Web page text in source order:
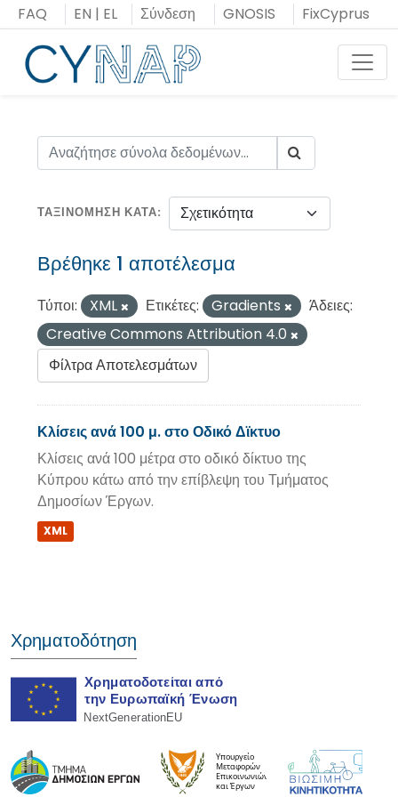
Μεταπήδηση
στο
περιεχόμενο
FAQ EN | EL Σύνδεση GNOSIS FixCyprus
ΤΑΞΙΝΌΜΗΣΗ ΚΑΤΆ
Βρέθηκε 1 αποτέλεσμα
Τύποι: XML Ετικέτες: Gradients
Άδειες:
Creative Commons Attribution 4.0
Φίλτρα Αποτελεσμάτων
Κλίσεις ανά 100 μ. στο Οδικό Δϊκτυο
Κλίσεις ανά 100 μέτρα στο οδικό δίκτυο της
Κύπρου κάτω από την επίβλεψη του Τμήματος
Δημοσίων Έργων.
XML
Χρηματοδότηση